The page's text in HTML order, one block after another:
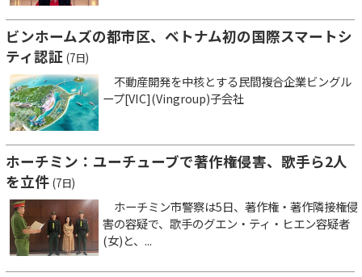
ビンホームズの都市区、ベトナム初の国際スマートシ
ティ認証 (7日)
不動産開発を中核とする民間複合企業ビングル
ープ[VIC](Vingroup)子会社
ホーチミン：ユーチューブで著作権侵害、歌手ら2人
を立件 (7日)
ホーチミン市警察は5日、著作権・著作隣接権侵
害の容疑で、歌手のグエン・ティ・ヒエン容疑者
(女)と、...